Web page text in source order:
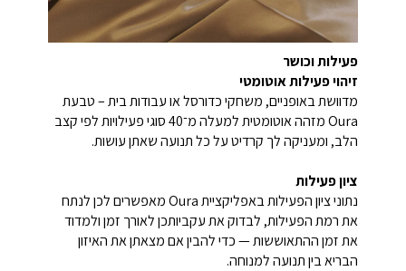
פעילות וכושר
זיהוי פעילות אוטומטי
מדוושת באופניים, משחקי כדורסל או עבודות בית – טבעת
Oura מזהה אוטומטית למעלה מ־40 סוגי פעילויות לפי קצב
הלב, ומעניקה לך קרדיט על כל תנועה שאתן עושות.
ציון פעילות
נתוני ציון הפעילות באפליקציית Oura מאפשרים לכן לנתח
את רמת הפעילות, לבדוק את עקביותכן לאורך זמן ולמדוד
את זמן ההתאוששות — כדי להבין אם מצאתן את האיזון
הבריא בין תנועה למנוחה.